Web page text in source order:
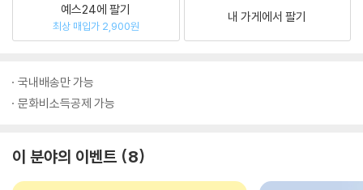
예스24에 팔기
최상 매입가 2,900원
내 가게에서 팔기
국내배송만 가능
문화비소득공제 가능
이 분야의 이벤트 8